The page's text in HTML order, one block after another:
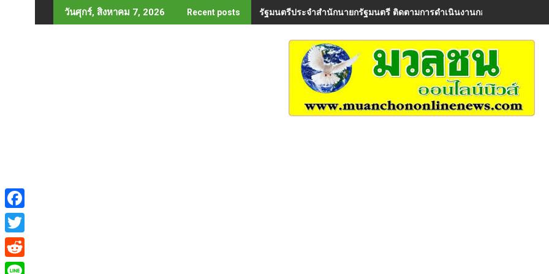
to
วันศุกร์, สิงหาคม 7, 2026 Recent posts รัฐมนตรีประจำสำนักนายกรัฐมนตรี ติดตามการดำเนินงานกองทุนหมู่บ้าน พร้
F
a
c
T
w
R